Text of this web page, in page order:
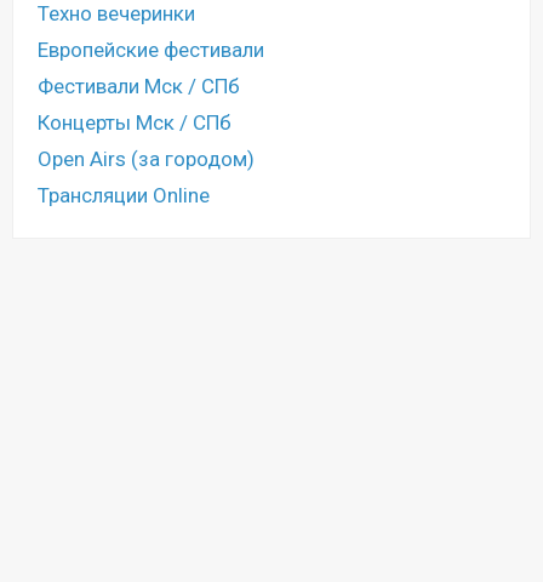
Техно вечеринки
Европейские фестивали
Фестивали Мск / СПб
Концерты Мск / СПб
Open Airs (за городом)
Трансляции Online